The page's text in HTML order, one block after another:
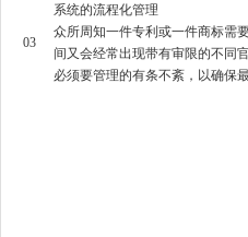
03
系统的流程化管理
众所周知一件专利或一件商标需
间又会经常出现带有审限的不同
必须要管理的有条不紊，以确保